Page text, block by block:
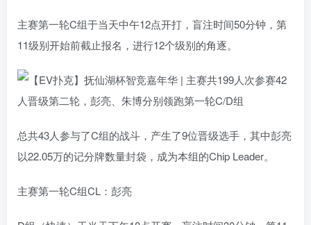
主赛第一轮C组于当天中午12点开打，盲注时间50分钟，第
11级别开始前截止报名，进行12个级别的角逐。
总共43人参与了C组的战斗，产生了9位晋级选手，其中彭亮
以22.05万的记分牌数量封袋，成为本组的Chip Leader。
主赛第一轮C组CL：彭亮